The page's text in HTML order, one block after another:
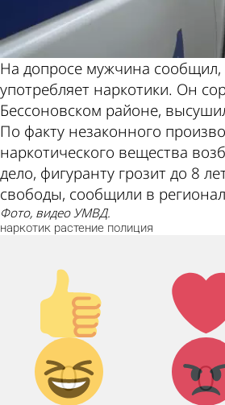
На допросе мужчина сообщил,
употребляет наркотики. Он
Бессоновском районе,
По факту незаконного
наркотического вещества
дело, фигуранту грозит до 8
свободы, сообщили в
Фото, видео УМВД.
наркотик растение полиция
Палец
вверх!
0
Лайк!
0
Дикий
смех!